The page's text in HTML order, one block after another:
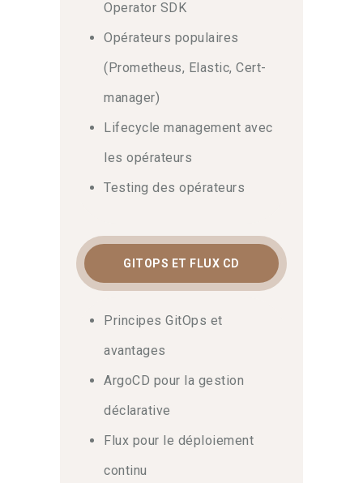
Operator SDK
Opérateurs populaires
(Prometheus, Elastic, Cert-
manager)
Lifecycle management avec
les opérateurs
Testing des opérateurs
GITOPS ET FLUX CD
Principes GitOps et
avantages
ArgoCD pour la gestion
déclarative
Flux pour le déploiement
continu